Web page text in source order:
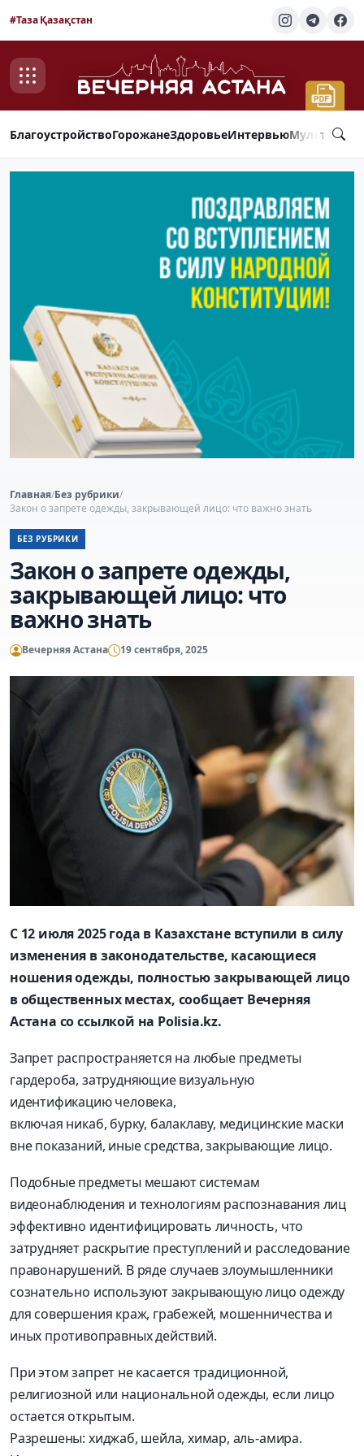
#Таза Қазақстан
БлагоустройствоГорожанеЗдоровьеИнтервью
Главная/Без рубрики/
Закон о запрете одежды, закрывающей лицо: что важно знать
БЕЗ РУБРИКИ
Закон о запрете одежды,
закрывающей лицо: что
важно знать
Вечерняя Астана 19 сентября, 2025
С 12 июля 2025 года в Казахстане вступили в силу
изменения в законодательстве, касающиеся
ношения одежды, полностью закрывающей лицо
в общественных местах, сообщает Вечерняя
Астана со ссылкой на Polisia.kz.
Запрет распространяется на любые предметы
гардероба, затрудняющие визуальную
идентификацию человека,
включая никаб, бурку, балаклаву, медицинские маски
вне показаний, иные средства, закрывающие лицо.
Подобные предметы мешают системам
видеонаблюдения и технологиям распознавания лиц
эффективно идентифицировать личность, что
затрудняет раскрытие преступлений и расследование
правонарушений. В ряде случаев злоумышленники
сознательно используют закрывающую лицо одежду
для совершения краж, грабежей, мошенничества и
иных противоправных действий.
При этом запрет не касается традиционной,
религиозной или национальной одежды, если лицо
остается открытым.
Разрешены: хиджаб, шейла, химар, аль-амира.